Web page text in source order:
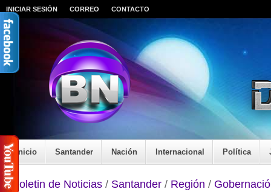
INICIAR SESIÓN CORREO CONTACTO
Inicio Santander Nación Internacional Política
Boletin de Noticias / Santander / Región /